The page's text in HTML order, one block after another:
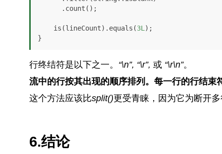
    is(lineCount).equals(
3L);
}
行终结符是以下之一。 “\n”, “\r”, 或 “\r\n”。
流中的行按其出现的顺序排列。每一行的行结束
这个方法应该比split()更受青睐，因为它为断开
6.结论